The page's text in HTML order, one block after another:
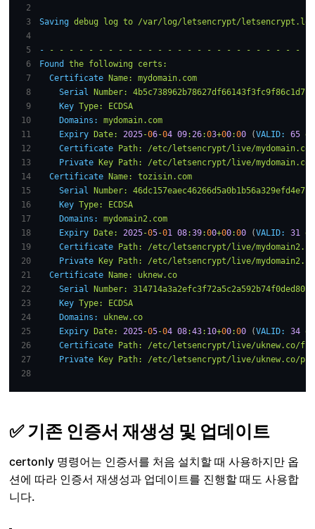
Saving debug log to /var/log/letsencrypt/letsencrypt.log
- - - - - - - - - - - - - - - - - - - - - - - - - - -
Found
the following
certs:
Certificate
Name:
mydomain.com
Serial
Number:
4b5c738962b78627df66143f3fc9f86c1d7
Key Type:
ECDSA
Domains:
mydomain.com
Expiry
Date: 2025-06-04 09:26:03+00:00 (VALID: 65
Certificate
Path:
/etc/letsencrypt/live/
Private
Key Path:
/etc/letsencrypt/live/
Certificate
Name:
tozisin.com
Serial
Number:
46dc157eaec46266d5a0b1b56a329efd4e7
Key Type:
ECDSA
Domains:
mydomain2.com
Expiry
Date: 2025-05-01 08:39:00+00:00 (VALID: 31
Certificate
Path:
/etc/letsencrypt/live/
Private
Key Path:
/etc/letsencrypt/live/
Certificate
Name:
uknew.co
Serial
Number:
314714a3a2efc3f72a5c2a592b74f0ded80
Key Type:
ECDSA
Domains:
uknew.co
Expiry
Date: 2025-05-04 08:43: 10+00:00 (VALID: 34
Certificate
Path:
/etc/letsencrypt/live/uknew.co/
Private
Key Path: /etc/letsencrypt/live/uknew.co/
✅기존 인증서 재생성 및 업데이트
certonly 명령어는 인증서를 처음 설치할 때 사용하지만 옵
션에 따라 인증서 재생성과 업데이트를 진행할 때도 사용합
니다.